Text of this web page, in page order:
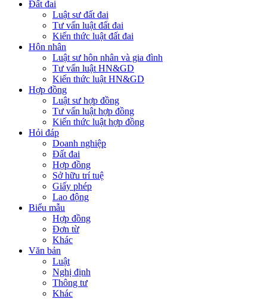
Đất đai
Luật sư đất đai
Tư vấn luật đất đai
Kiến thức luật đất đai
Hôn nhân
Luật sư hôn nhân và gia đình
Tư vấn luật HN&GD
Kiến thức luật HN&GD
Hợp đồng
Luật sư hợp đồng
Tư vấn luật hợp đồng
Kiến thức luật hợp đồng
Hỏi đáp
Doanh nghiệp
Đất đai
Hợp đồng
Sở hữu trí tuệ
Giấy phép
Lao động
Biểu mẫu
Hợp đồng
Đơn từ
Khác
Văn bản
Luật
Nghị định
Thông tư
Khác